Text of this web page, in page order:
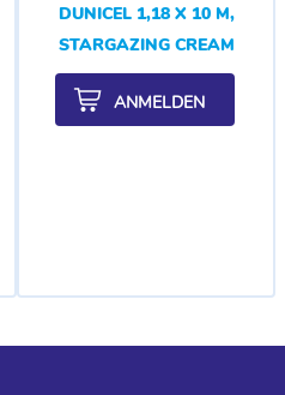
DUNICEL 1,18 X 10 M,
STARGAZING CREAM
ANMELDEN